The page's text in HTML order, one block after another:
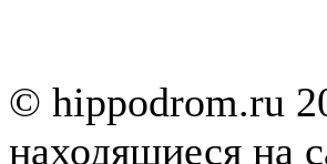
© hippodrom.ru
находящиеся на